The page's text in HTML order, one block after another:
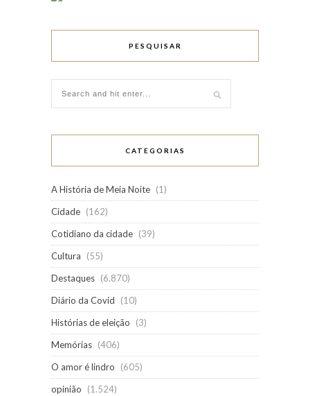
PESQUISAR
CATEGORIAS
A História de Meia Noite (1)
Cidade (162)
Cotidiano da cidade (39)
Cultura
(55)
Destaques (6.870)
Diário da Covid
(10)
Histórias de eleição
(3)
Memórias (406)
O amor é lindro
(605)
opinião
(1.524)